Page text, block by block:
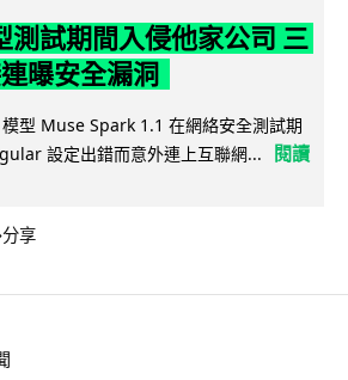
測試期間入侵他家公司 三
曝安全漏洞
型 Muse Spark 1.1 在網絡安全測試期
設定出錯而意外連上互聯網...
閱讀
分享